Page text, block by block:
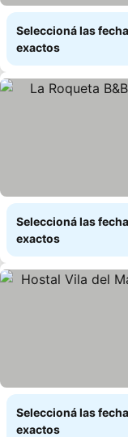
Seleccioná las
exactos
Seleccioná las
exactos
Seleccioná las
exactos